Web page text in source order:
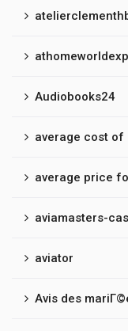
Audiobooks24
average cost of
average price
aviamasters-
aviator
Avis des